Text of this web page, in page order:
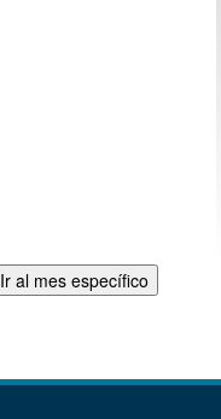
Ir al mes específico